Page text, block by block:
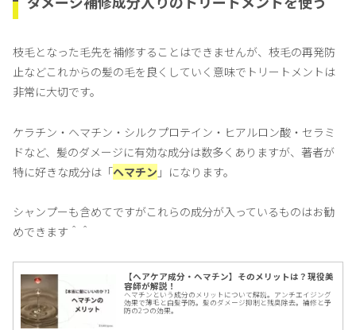
枝毛となった毛先を補修することはできませんが、枝毛の再発防
止などこれからの髪の毛を良くしていく意味でトリートメントは
非常に大切です。
ケラチン・ヘマチン・シルクプロテイン・ヒアルロン酸・セラミ
ドなど、髪のダメージに有効な成分は数多くありますが、著者が
特に好きな成分は「ヘマチン 」になります。
シャンプーも含めてですがこれらの成分が入っているものはお勧
めできます＾＾
【ヘアケア成分・ヘマチン】そのメリットは？現役美
容師が解説！
ヘマチンという成分のメリットについて解説。アンチエイジング
効果で薄毛と白髪予防。髪のダメージ抑制と残臭除去。補修と予
防の2つの効果。